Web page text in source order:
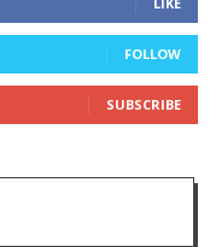
FOLLOW
SUBSCRIBE